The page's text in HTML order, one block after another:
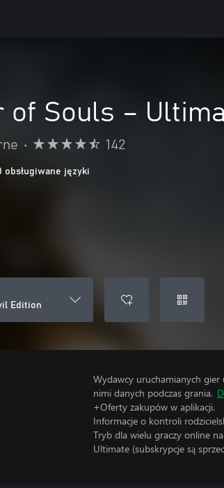
of Souls –
• 142
obsługiwane języki
Edition
Wydawcy uruchamianych
nimi danych podczas grania.
+Oferty zakupów w aplikacji.
Informacje o kontroli
Tryb dla wielu graczy online
Ultimate (subskrypcje są